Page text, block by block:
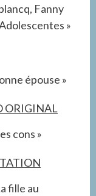
Fanny
»
épouse »
ORIGINAL
cons »
fille au